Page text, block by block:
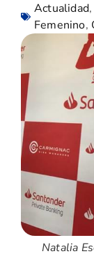
Actualidad
Femenino,
Natalia